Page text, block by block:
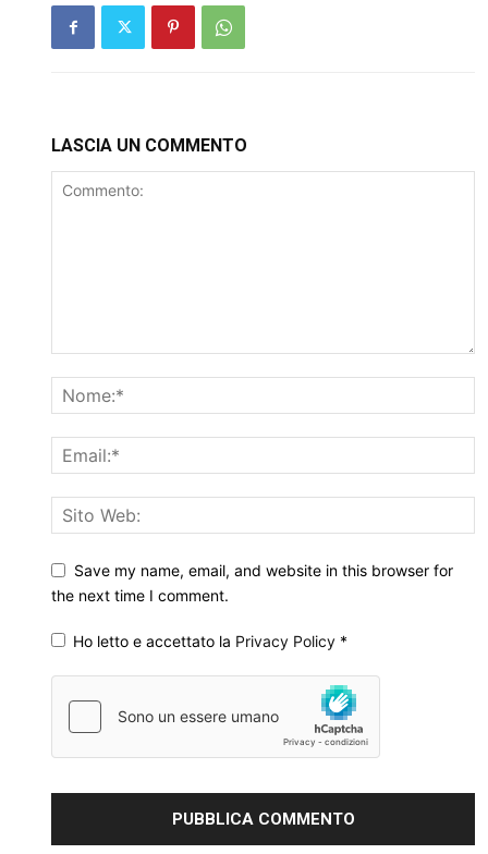
LASCIA UN COMMENTO
Save my name, email, and website in this browser for
the next time I comment.
Ho letto e accettato la Privacy Policy *